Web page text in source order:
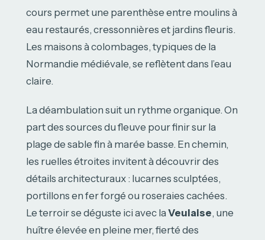
cours permet une parenthèse entre moulins à
eau restaurés, cressonnières et jardins fleuris.
Les maisons à colombages, typiques de la
Normandie médiévale, se reflètent dans l’eau
claire.
La déambulation suit un rythme organique. On
part des sources du fleuve pour finir sur la
plage de sable fin à marée basse. En chemin,
les ruelles étroites invitent à découvrir des
détails architecturaux : lucarnes sculptées,
portillons en fer forgé ou roseraies cachées.
Le terroir se déguste ici avec la Veulaise, une
huître élevée en pleine mer, fierté des